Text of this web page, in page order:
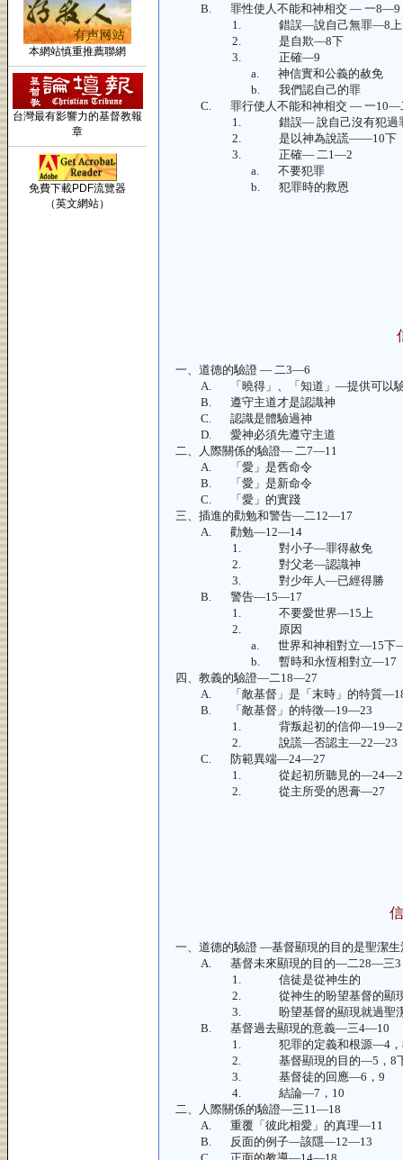
本網站慎重推薦聯網
台灣最有影響力的基督教報
章
免費下載PDF流覽器
（英文網站）
B.
罪性使人不能和神相交 — 一8—9
1.
錯誤—說自己無罪—8上
2.
是自欺—8下
3.
正確—9
a.
神信實和公義的赦免
b.
我們認自己的罪
C.
罪行使人不能和神相交 — 一10—
1.
錯誤— 說自己沒有犯過
2.
是以神為說謊——10下
3.
正確— 二1—2
a.
不要犯罪
b.
犯罪時的救恩
一、 道德的驗證 — 二3—6
A.
「曉得」、「知道」—提供可以
B.
遵守主道才是認識神
C.
認識是體驗過神
D.
愛神必須先遵守主道
二、
人際關係的驗證— 二7—11
A.
「愛」是舊命令
B.
「愛」是新命令
C.
「愛」的實踐
三、 插進的勸勉和警告—二12—17
A.
勸勉—12—14
1.
對小子—罪得赦免
2.
對父老—認識神
3.
對少年人—已經得勝
B.
警告—15—17
1.
不要愛世界—15上
2.
原因
a.
世界和神相對立—15下
b.
暫時和永恆相對立—17
四、 教義的驗證—二18—27
A.
「敵基督」是「末時」的特質—
B.
「敵基督」的特徵—19—23
1.
背叛起初的信仰—
2.
說謊—否認主—22—23
C.
防範異端—24—27
1.
從起初所聽見的—
2.
從主所受的恩膏—27
一、 道德的驗證 —基督顯現的目的是聖潔
A.
基督未來顯現的目的—二28—三3
1.
信徒是從神生的
2.
從神生的盼望基督的顯
3.
盼望基督的顯現就過聖
B.
基督過去顯現的意義—三4—10
1.
犯罪的定義和根源—4
2.
基督顯現的目的—5，8
3.
基督徒的回應—6，9
4.
結論—7，10
二、
人際關係的驗證—三11—18
A.
重覆「彼此相愛」的真理—11
B.
反面的例子—該隱—12—13